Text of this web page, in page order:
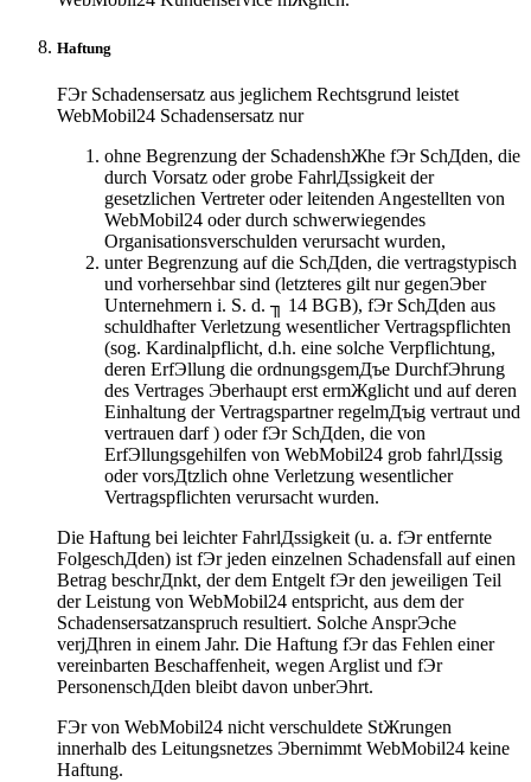
Haftung
FЭr Schadensersatz aus jeglichem Rechtsgrund leistet
WebMobil24 Schadensersatz nur
ohne Begrenzung der SchadenshЖhe fЭr SchДden, die
durch Vorsatz oder grobe FahrlДssigkeit der
gesetzlichen Vertreter oder leitenden Angestellten von
WebMobil24 oder durch schwerwiegendes
Organisationsverschulden verursacht wurden,
unter Begrenzung auf die SchДden, die vertragstypisch
und vorhersehbar sind (letzteres gilt nur gegenЭber
Unternehmern i. S. d. ╖ 14 BGB), fЭr SchДden aus
schuldhafter Verletzung wesentlicher Vertragspflichten
(sog. Kardinalpflicht, d.h. eine solche Verpflichtung,
deren ErfЭllung die ordnungsgemДъe DurchfЭhrung
des Vertrages Эberhaupt erst ermЖglicht und auf deren
Einhaltung der Vertragspartner regelmДъig vertraut und
vertrauen darf ) oder fЭr SchДden, die von
ErfЭllungsgehilfen von WebMobil24 grob fahrlДssig
oder vorsДtzlich ohne Verletzung wesentlicher
Vertragspflichten verursacht wurden.
Die Haftung bei leichter FahrlДssigkeit (u. a. fЭr entfernte
FolgeschДden) ist fЭr jeden einzelnen Schadensfall auf einen
Betrag beschrДnkt, der dem Entgelt fЭr den jeweiligen Teil
der Leistung von WebMobil24 entspricht, aus dem der
Schadensersatzanspruch resultiert. Solche AnsprЭche
verjДhren in einem Jahr. Die Haftung fЭr das Fehlen einer
vereinbarten Beschaffenheit, wegen Arglist und fЭr
PersonenschДden bleibt davon unberЭhrt.
FЭr von WebMobil24 nicht verschuldete StЖrungen
innerhalb des Leitungsnetzes Эbernimmt WebMobil24 keine
Haftung.